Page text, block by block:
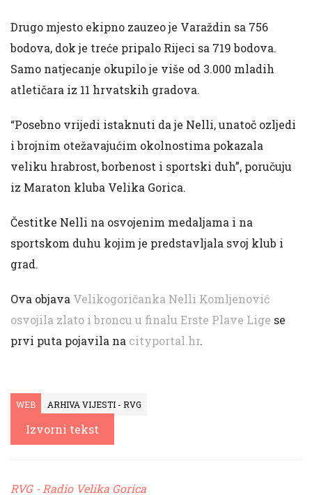
Drugo mjesto ekipno zauzeo je Varaždin sa 756
bodova, dok je treće pripalo Rijeci sa 719 bodova.
Samo natjecanje okupilo je više od 3.000 mladih
atletičara iz 11 hrvatskih gradova.
“Posebno vrijedi istaknuti da je Nelli, unatoč ozljedi
i brojnim otežavajućim okolnostima pokazala
veliku hrabrost, borbenost i sportski duh”, poručuju
iz Maraton kluba Velika Gorica.
Čestitke Nelli na osvojenim medaljama i na
sportskom duhu kojim je predstavljala svoj klub i
grad.
Ova objava Velikogoričanka Nelli Komljenović
osvojila zlato i broncu u finalu Erste Plave Lige se
prvi puta pojavila na cityportal.hr.
WEB ARHIVA VIJESTI - RVG
Izvorni tekst
RVG - Radio Velika Gorica